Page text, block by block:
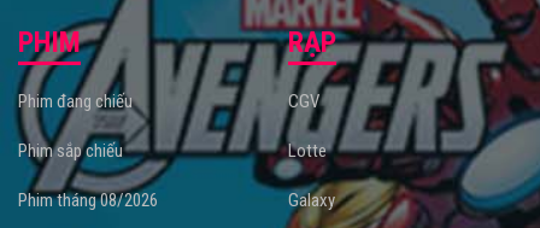
PHIM
Phim đang chiếu
Phim sắp chiếu
Phim tháng 08/2026
RẠP
CGV
Lotte
Galaxy